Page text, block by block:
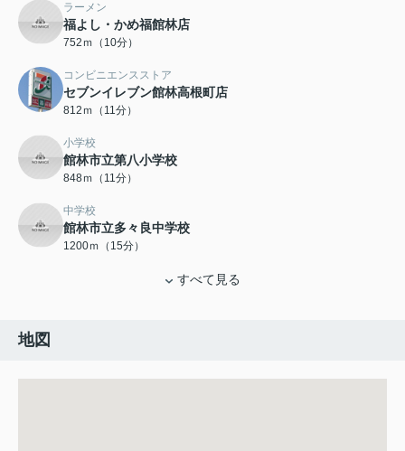
ラーメン
福よし・かめ福館林店
752ｍ（10分）
コンビニエンスストア
セブンイレブン館林高根町店
812ｍ（11分）
小学校
館林市立第八小学校
848ｍ（11分）
中学校
館林市立多々良中学校
1200ｍ（15分）
すべて見る
地図